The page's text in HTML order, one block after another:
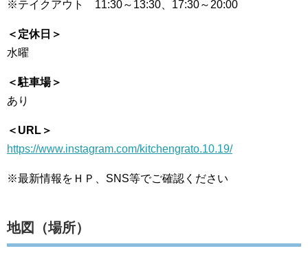
※テイクアウト 11:30～13:30、17:30～20:00
＜定休日＞
水曜
＜駐車場＞
あり
＜URL＞
https://www.instagram.com/kitchengrato.10.19/
※最新情報をＨＰ、SNS等でご確認ください
地図（場所）